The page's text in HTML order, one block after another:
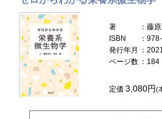
著
：藤
ISBN
：
発行年月
：
ページ数 ：184
定価3,080円(